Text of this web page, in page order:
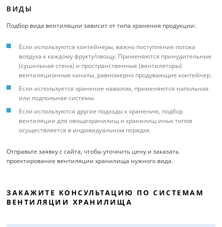
ВИДЫ
Подбор вида вентиляции зависит от типа хранения продукции:
Если используются контейнеры, важно поступление потока
воздуха к каждому фрукту/овощу. Применяются принудительные
(сушильная стена) и пространственные (вентиляторы)
вентиляционные каналы, равномерно продувающие контейнер.
Если используется хранение навалом, применяются напольная
или подпольная системы.
Если используются другие подходы к хранению, подбор
вентиляции для овощехранилищ и хранилищ иных типов
осуществляется в индивидуальном порядке.
Отправьте заявку с сайта, чтобы уточнить цену и заказать
проектирование вентиляции хранилища нужного вида.
ЗАКАЖИТЕ КОНСУЛЬТАЦИЮ ПО СИСТЕМАМ
ВЕНТИЛЯЦИИ ХРАНИЛИЩА